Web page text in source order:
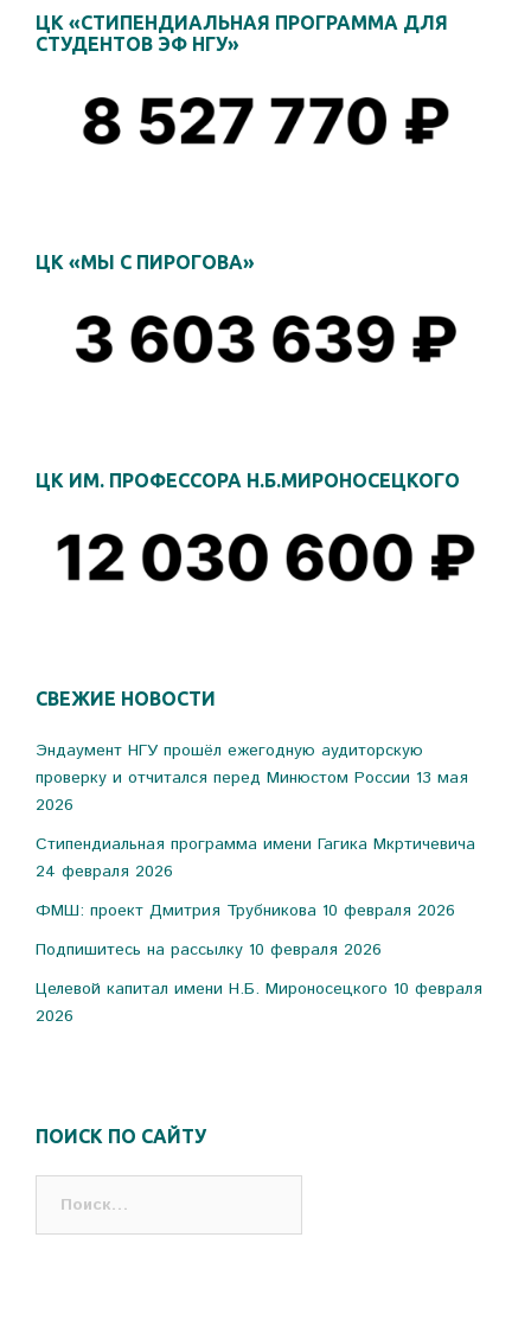
ЦК «СТИПЕНДИАЛЬНАЯ ПРОГРАММА ДЛЯ
СТУДЕНТОВ ЭФ НГУ»
ЦК «МЫ С ПИРОГОВА»
ЦК ИМ. ПРОФЕССОРА Н.Б.МИРОНОСЕЦКОГО
СВЕЖИЕ НОВОСТИ
Эндаумент НГУ прошёл ежегодную аудиторскую
проверку и отчитался перед Минюстом России 13 мая
2026
Стипендиальная программа имени Гагика Мкртичевича
24 февраля 2026
ФМШ: проект Дмитрия Трубникова 10 февраля 2026
Подпишитесь на рассылку 10 февраля 2026
Целевой капитал имени Н.Б. Мироносецкого 10 февраля
2026
ПОИСК ПО САЙТУ